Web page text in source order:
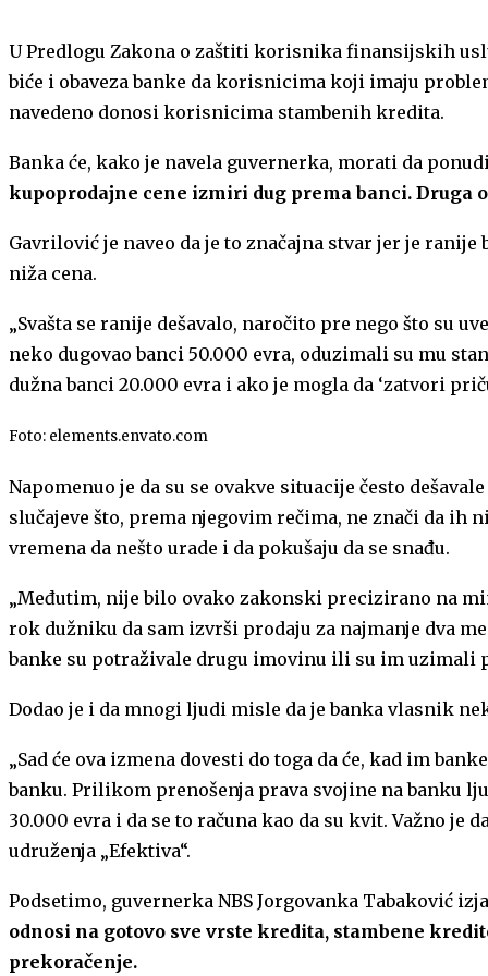
U Predlogu Zakona o zaštiti korisnika finansijskih
biće i obaveza banke da korisnicima koji imaju
navedeno donosi korisnicima stambenih kredita.
Banka će, kako je navela guvernerka, morati da
kupoprodajne cene izmiri dug prema banci. Druga
Gavrilović je naveo da je to značajna stvar jer je
niža cena.
„Svašta se ranije dešavalo, naročito pre nego što su
neko dugovao banci 50.000 evra, oduzimali su mu
dužna banci 20.000 evra i ako je mogla da ‘zatvori
Foto: elements.envato.com
Napomenuo je da su se ovakve situacije često
slučajeve što, prema njegovim rečima, ne znači da
vremena da nešto urade i da pokušaju da se snađu.
„Međutim, nije bilo ovako zakonski precizirano na
rok dužniku da sam izvrši prodaju za najmanje dva
banke su potraživale drugu imovinu ili su im uzimali
Dodao je i da mnogi ljudi misle da je banka vlasnik
„Sad će ova izmena dovesti do toga da će, kad im
banku. Prilikom prenošenja prava svojine na banku
30.000 evra i da se to računa kao da su kvit. Važno
udruženja „Efektiva“.
Podsetimo, guvernerka NBS Jorgovanka Tabaković
odnosi na gotovo sve vrste kredita, stambene
prekoračenje.